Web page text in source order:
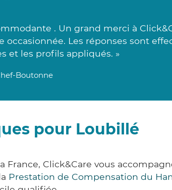
. Un grand merci à
Les réponses sont
et les profils appliqués. »
Boutonne
pour Loubillé
Click&Care vous
Prestation de Compensation du